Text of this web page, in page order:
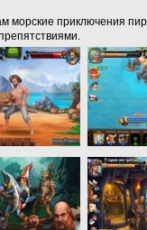
морские приключения